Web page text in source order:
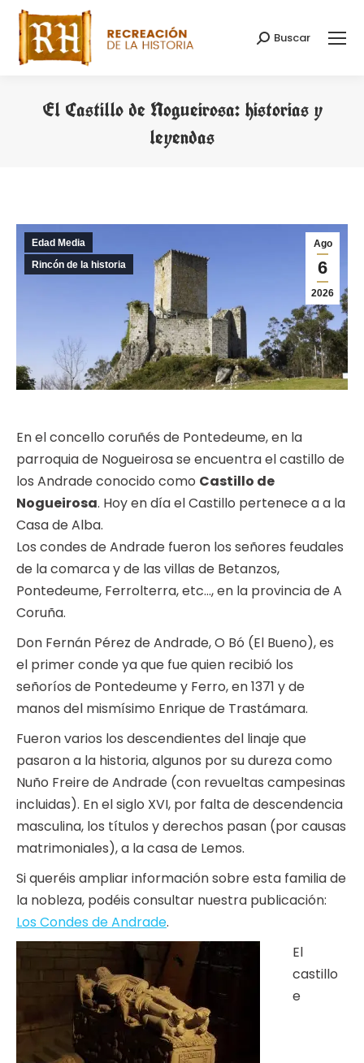
Buscar:
Buscar
El Castillo de Nogueirosa: historias y
leyendas
Ago
6
2026
Edad Media
Rincón de la historia
En el concello coruñés de Pontedeume, en la
parroquia de Nogueirosa se encuentra el castillo de
los Andrade conocido como Castillo de
Nogueirosa. Hoy en día el Castillo pertenece a a la
Casa de Alba.
Los condes de Andrade fueron los señores feudales
de la comarca y de las villas de Betanzos,
Pontedeume, Ferrolterra, etc…, en la provincia de A
Coruña.
Don Fernán Pérez de Andrade, O Bó (El Bueno), es
el primer conde ya que fue quien recibió los
señoríos de Pontedeume y Ferro, en 1371 y de
manos del mismísimo Enrique de Trastámara.
Fueron varios los descendientes del linaje que
pasaron a la historia, algunos por su dureza como
Nuño Freire de Andrade (con revueltas campesinas
incluidas). En el siglo XVI, por falta de descendencia
masculina, los títulos y derechos pasan (por causas
matrimoniales), a la casa de Lemos.
Si queréis ampliar información sobre esta familia de
la nobleza, podéis consultar nuestra publicación:
Los Condes de Andrade.
El
castillo
e